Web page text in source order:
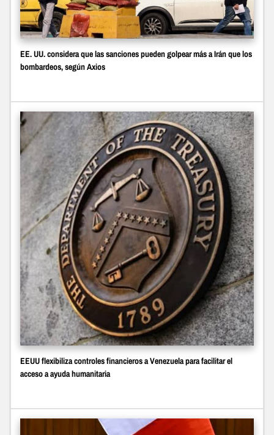
EE. UU. considera que las sanciones pueden golpear más a Irán que los
bombardeos, según Axios
EEUU flexibiliza controles financieros a Venezuela para facilitar el
acceso a ayuda humanitaria